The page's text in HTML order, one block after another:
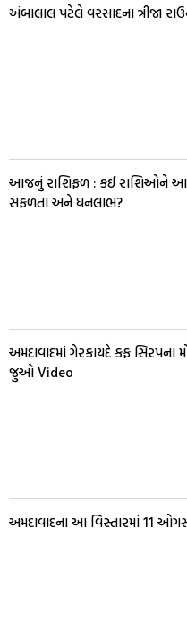
અંબાલાલ પટેલે વરસાદના ત્રીજા
આજનું રાશિફળ : કઈ રાશિઓને
સફળતા અને ધનલાભ?
અમદાવાદમાં ગેરકાયદે કફ સિરપના
જુઓ Video
અમદાવાદના આ વિસ્તારમાં 11